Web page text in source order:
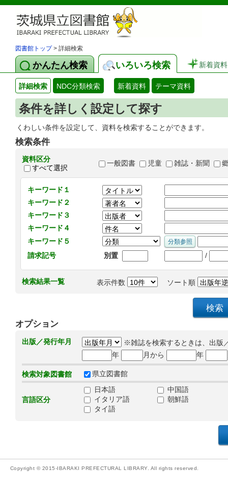
図書館トップ> 詳細検索
かんたん検索 いろいろ検索 新着資料
詳細検索 NDC分類検索 新着資料 テーマ資料
条件を詳しく設定して探す
くわしい条件を設定して、資料を検索することができます。
検索条件
資料区分
すべて選択
一般図書 児童 雑誌・新聞
キーワード１
キーワード２
キーワード３
キーワード４
キーワード５
請求記号
別置 /
検索結果一覧 表示件数 ソート順
オプション
出版／発行年月
※雑誌を検索するときは、出版
年
月から 年
検索対象図書館 県立図書館
言語区分
日本語
中国語
イタリア語
朝鮮語
タイ語
Copyright © 2015-IBARAKI PREFECTURAL LIBRARY. All rights reserved.